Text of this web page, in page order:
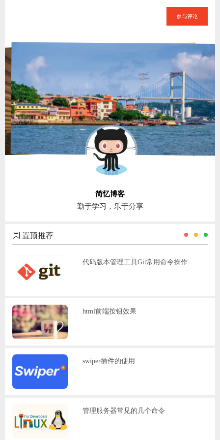
参与评论
简忆博客
勤于学习，乐于分享
置顶推荐
代码版本管理工具Git常用命令操作
html前端按钮效果
swiper插件的使用
管理服务器常见的几个命令